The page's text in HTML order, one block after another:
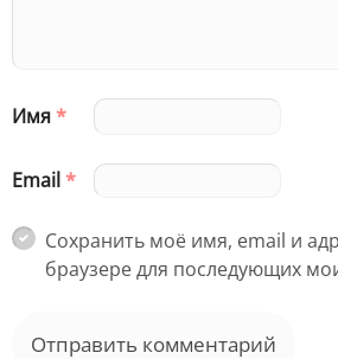
Имя*
Email*
Сохранить моё имя, email и
браузере для последующих